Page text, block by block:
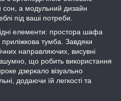
а модульний дизайн
під ваші потреби.
елементи: простора шафа
тумба. Завдяки
направляючих, висувні
що робить використання
дзеркало візуально
додаючи їй легкості та